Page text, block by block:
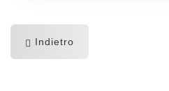
Indietro